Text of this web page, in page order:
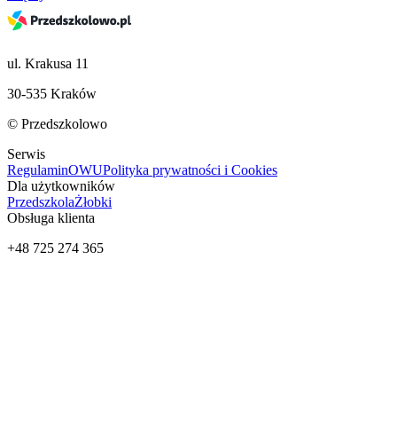
ul. Krakusa 11
30-535 Kraków
© Przedszkolowo
Serwis
RegulaminOWUPolityka prywatności i Cookies
Dla użytkowników
PrzedszkolaŻłobki
Obsługa klienta
+48 725 274 365